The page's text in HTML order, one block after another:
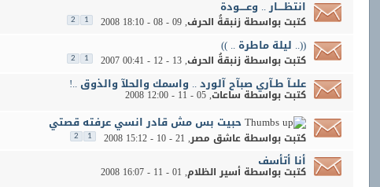
انتظــــار .. وعــــودة
كتبت بواسطةزنبقةُ الحرف‏, 09 - 08 - 2008 18:10
1
2
((.. ليلة ماطرة .. ))
كتبت بواسطةزنبقةُ الحرف‏, 13 - 12 - 2007 00:41
1
2
علىـآ طـآري صبآح آلورد .. واسمك والحلآ والذوق ..!
كتبت بواسطةساعات‏, 05 - 11 - 2008 12:00
حبيت بس مش قادر انسي عرفته قصتي
كتبت بواسطةعاشق مصر‏, 21 - 10 - 2008 15:12
1
2
أنا أتأسف
كتبت بواسطةأسير الظلام‏, 01 - 11 - 2008 16:07